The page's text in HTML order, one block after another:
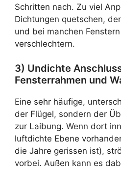
Schritten nach. Zu viel
Dichtungen quetschen,
und bei manchen
verschlechtern.
3) Undichte
Fensterrahmen und
Eine sehr häufige,
der Flügel, sondern der
zur Laibung. Wenn dort
luftdichte Ebene
die Jahre gerissen ist),
vorbei. Außen kann es